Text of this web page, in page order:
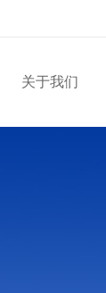
关于我们